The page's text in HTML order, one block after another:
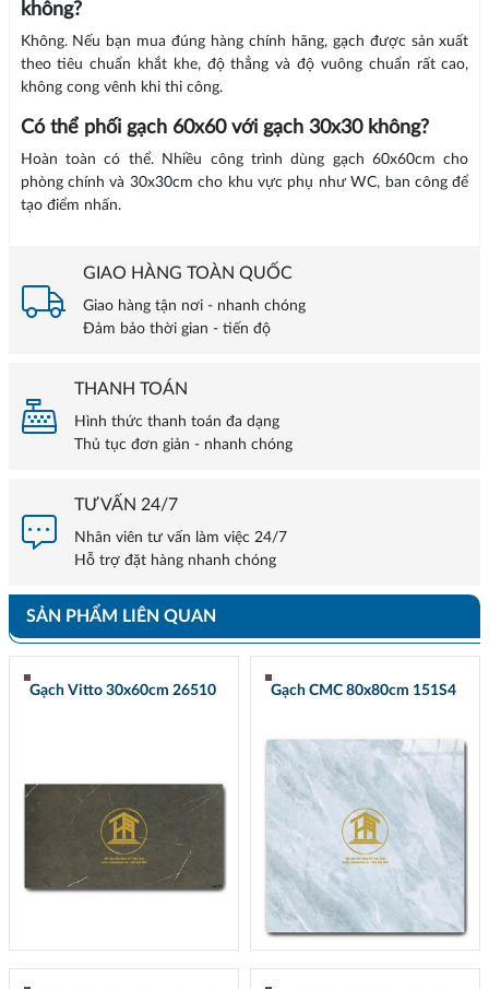
không?
Không. Nếu bạn mua đúng hàng chính hãng, gạch được sản xuất
theo tiêu chuẩn khắt khe, độ thẳng và độ vuông chuẩn rất cao,
không cong vênh khi thi công.
Có thể phối gạch 60x60 với gạch 30x30 không?
Hoàn toàn có thể. Nhiều công trình dùng gạch 60x60cm cho
phòng chính và 30x30cm cho khu vực phụ như WC, ban công để
tạo điểm nhấn.
GIAO HÀNG TOÀN QUỐC
Giao hàng tận nơi - nhanh chóng
Đảm bảo thời gian - tiến độ
THANH TOÁN
Hình thức thanh toán đa dạng
Thủ tục đơn giản - nhanh chóng
TƯ VẤN 24/7
Nhân viên tư vấn làm việc 24/7
Hỗ trợ đặt hàng nhanh chóng
SẢN PHẨM LIÊN QUAN
Gạch Vitto 30x60cm 26510 Gạch CMC 80x80cm 151S4